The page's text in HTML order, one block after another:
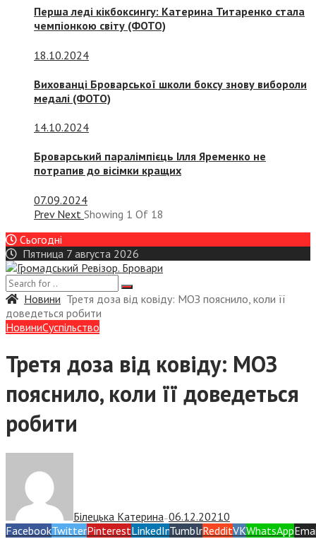
Перша леді кікбоксингу: Катерина Титаренко стала
чемпіонкою світу (ФОТО)
18.10.2024
Вихованці Броварської школи боксу знову вибороли
медалі (ФОТО)
14.10.2024
Броварський паралімпієць Ілля Яременко не
потрапив до вісімки кращих
07.09.2024
Prev Next Showing 1 Of 18
Сьогодні
Пятница 7 августа 2026
Новини Третя доза від ковіду: МОЗ пояснило, коли її
доведеться робити
НовиниСуспiльство
Третя доза від ковіду: МОЗ
пояснило, коли її доведеться
робити
Білецька Катерина—06.12.20210
FacebookTwitterPinterestLinkedInTumblrRedditVKWhatsApp